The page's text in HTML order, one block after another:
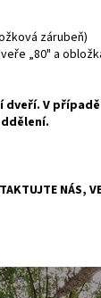
zárubeň)
„80" a
dveří. V případě
NÁS,